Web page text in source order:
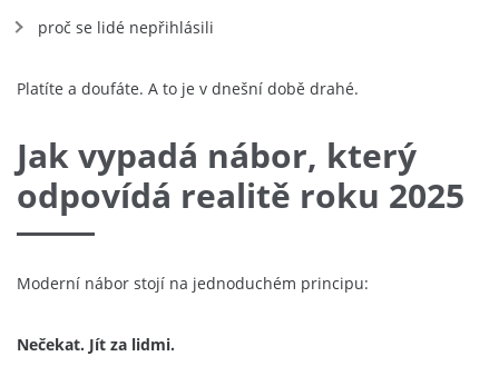
proč se lidé nepřihlásili
Platíte a doufáte. A to je v dnešní době drahé.
Jak vypadá nábor, který
odpovídá realitě roku 2025
Moderní nábor stojí na jednoduchém principu:
Nečekat. Jít za lidmi.